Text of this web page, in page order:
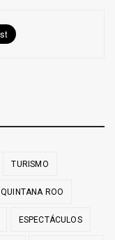
TURISMO
QUINTANA ROO
ESPECTÁCULOS